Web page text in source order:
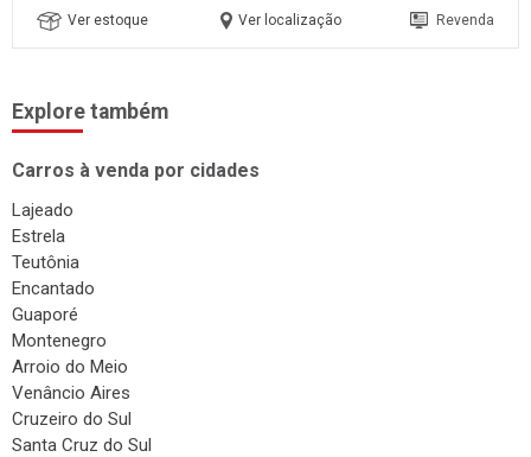
Ver estoque Ver localização Revenda
Explore também
Carros à venda por cidades
Lajeado
Estrela
Teutônia
Encantado
Guaporé
Montenegro
Arroio do Meio
Venâncio Aires
Cruzeiro do Sul
Santa Cruz do Sul